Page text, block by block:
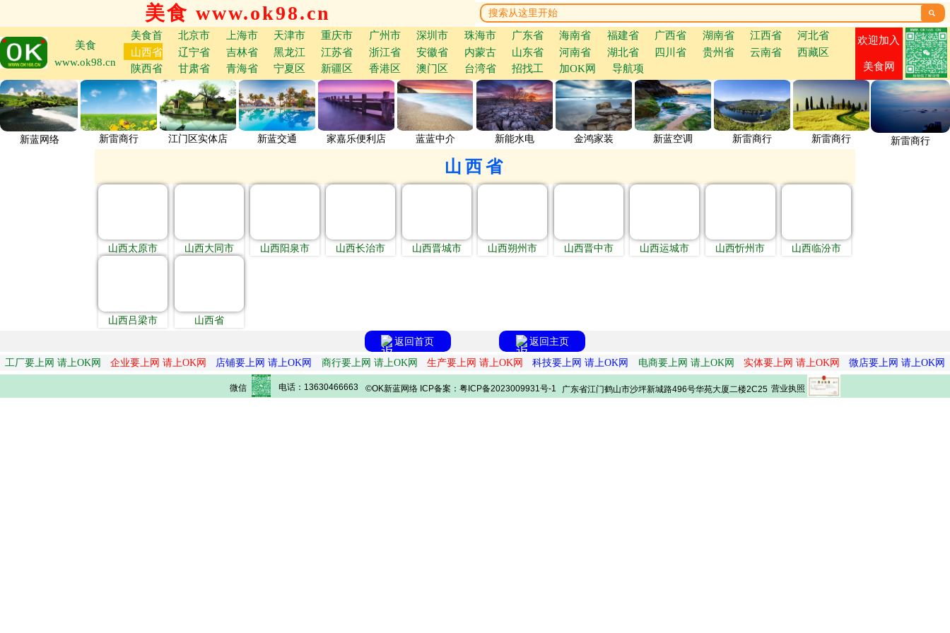
美食 www.ok98.cn 
美食
www.ok98.cn
美食首 北京市 上海市 天津市 重庆市 广州市 深圳市 珠海市 广东省 海南省 福建省 广西省 湖南省 江西省
河北省
山西省
辽宁省 吉林省 黑龙江 江苏省 浙江省 安徽省 内蒙古 山东省 河南省 湖北省 四川省 贵州省 云南省
西藏区
陕西省
甘肃省 青海省 宁夏区 新疆区 香港区 澳门区 台湾省 招找工 加OK网 导航项
欢迎加入
美食网
新蓝网络 新雷商行 江门区实体店 新蓝交通 家嘉乐便利店 蓝蓝中介 新能水电 金鸿家装 新蓝空调 新雷商行 新雷商行 新雷商行
山西省
山西太原市 山西大同市 山西阳泉市 山西长治市 山西晋城市 山西朔州市 山西晋中市 山西运城市 山西忻州市 山西临汾市
山西吕梁市
山西省
返回首页
返回主页
工厂要上网 请上OK网
企业要上网 请上OK网 店铺要上网 请上OK网 商行要上网 请上OK网 生产要上网 请上OK网 科技要上网 请上OK网 电商要上网 请上OK网 实体要上网 请上OK网 微店要上网 请上OK网
微信 电话：13630466663 ©OK新蓝网络 ICP备案：粤ICP备2023009931号-1 广东省江门鹤山市沙坪新城路496号华苑大厦二楼2C25 营业执照